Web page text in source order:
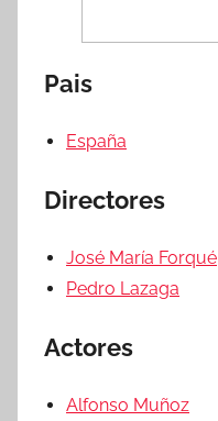
Pais
España
Directores
José María Forqué
Pedro Lazaga
Actores
Alfonso Muñoz